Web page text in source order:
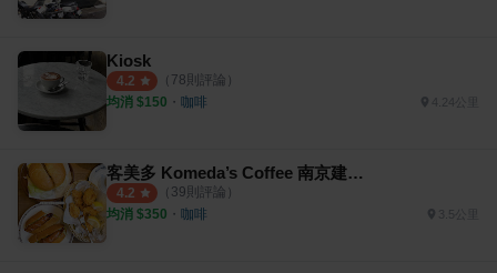
Kiosk
4.2 （ 78則評論）
均消 $150 ・ 咖啡 4.24公里
客美多 Komeda’s Coffee 南京建國店
4.2 （ 39則評論）
均消 $350 ・ 咖啡 3.5公里